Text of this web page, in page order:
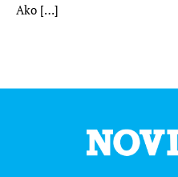
Ako […]